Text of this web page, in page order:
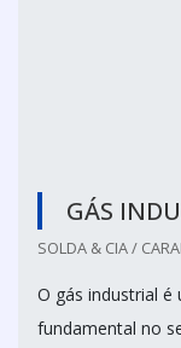
GÁS
SOLDA & CIA /
O gás industrial
fundamental no